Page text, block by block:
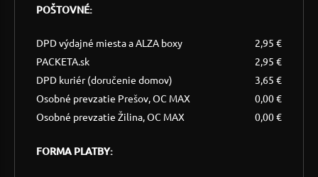
POŠTOVNÉ:
DPD výdajné miesta a ALZA boxy
2,95 €
PACKETA.sk
2,95 €
DPD kuriér (doručenie domov)
3,65 €
Osobné prevzatie Prešov, OC MAX
0,00 €
Osobné prevzatie Žilina, OC MAX
0,00 €
FORMA PLATBY: